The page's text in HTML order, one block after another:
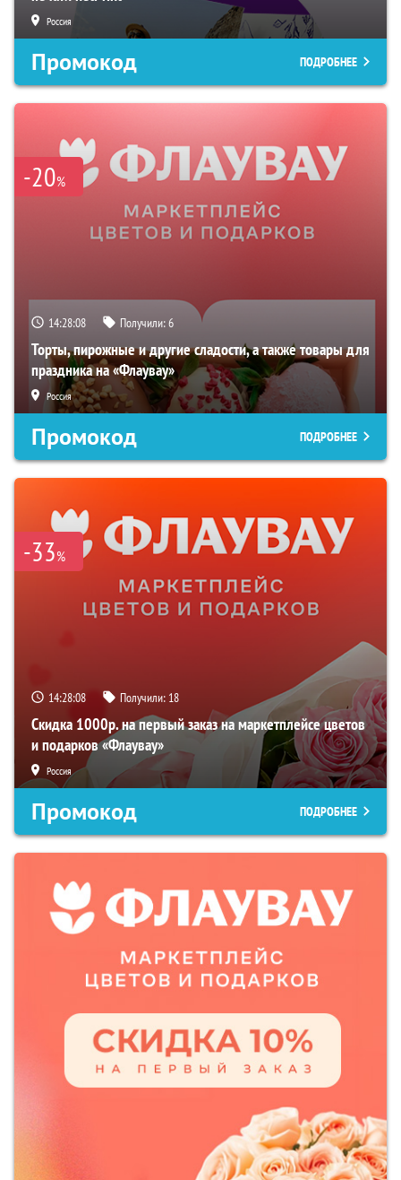
Россия
Промокод ПОДРОБНЕЕ
-20%
14:28:07 Получили:6
Торты, пирожные и другие сладости, а также товары для
праздника на «Флаувау»
Россия
Промокод ПОДРОБНЕЕ
-33%
14:28:07 Получили: 18
Скидка 1000р. на первый заказ на маркетплейсе цветов
и подарков «Флаувау»
Россия
Промокод ПОДРОБНЕЕ